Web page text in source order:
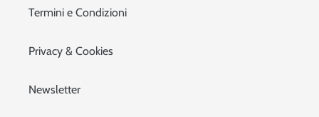
Termini e Condizioni
Privacy & Cookies
Newsletter